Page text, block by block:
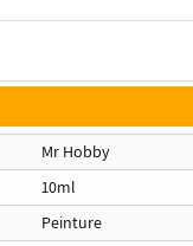
Mr Hobby
10ml
Peinture